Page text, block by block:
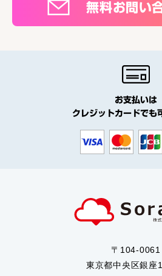
無料お問い
お支払いは
クレジットカードでも
〒104-0061
東京都中央区銀座